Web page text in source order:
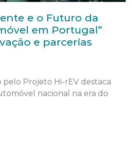
e o Futuro da
em Portugal”
e parcerias
Projeto Hi-rEV destaca
nacional na era do